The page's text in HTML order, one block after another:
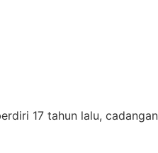
17 tahun lalu, cadangan